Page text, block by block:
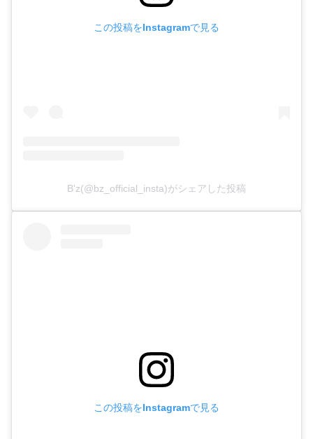
この投稿をInstagramで見る
B'z(@bz_official_insta)がシェアした投稿
この投稿をInstagramで見る